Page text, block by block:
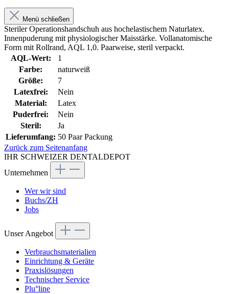
Menü schließen
Steriler Operationshandschuh aus hochelastischem Naturlatex.
Innenpuderung mit physiologischer Maisstärke. Vollanatomische
Form mit Rollrand, AQL 1,0. Paarweise, steril verpackt.
AQL-Wert:
1
Farbe:
naturweiß
Größe:
7
Latexfrei:
Nein
Material:
Latex
Puderfrei:
Nein
Steril:
Ja
Lieferumfang: 50 Paar Packung
Zurück zum Seitenanfang
IHR SCHWEIZER DENTALDEPOT
Unternehmen
Wer wir sind
Buchs/ZH
Jobs
Unser Angebot
Verbrauchsmaterialien
Einrichtung & Geräte
Praxislösungen
Technischer Service
Plu°line